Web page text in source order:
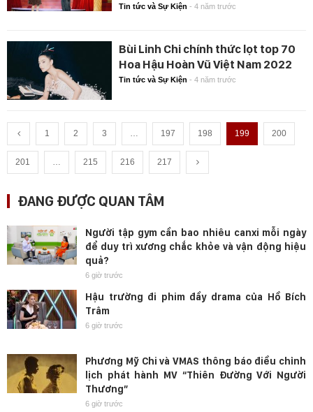
Tin tức và Sự Kiện - 4 năm trước
Bùi Linh Chi chính thức lọt top 70
Hoa Hậu Hoàn Vũ Việt Nam 2022
Tin tức và Sự Kiện - 4 năm trước
1 2 3 … 197 198 199 200
201 … 215 216 217
ĐANG ĐƯỢC QUAN TÂM
Người tập gym cần bao nhiêu canxi mỗi ngày
để duy trì xương chắc khỏe và vận động hiệu
quả?
6 giờ trước
Hậu trường đi phim đầy drama của Hồ Bích
Trâm
6 giờ trước
Phương Mỹ Chi và VMAS thông báo điều chỉnh
lịch phát hành MV “Thiên Đường Với Người
Thương”
6 giờ trước